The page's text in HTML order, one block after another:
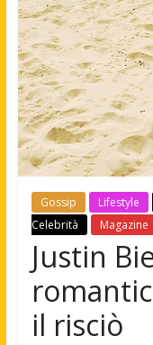
Gossip Lifestyle
Celebrità
Magazine
Justin
il risciò